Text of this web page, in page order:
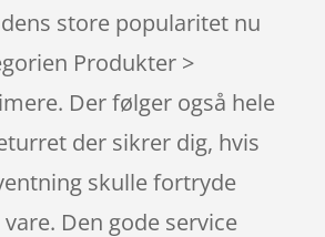
store popularitet nu
Produkter >
Der følger også hele
der sikrer dig, hvis
skulle fortryde
Den gode service